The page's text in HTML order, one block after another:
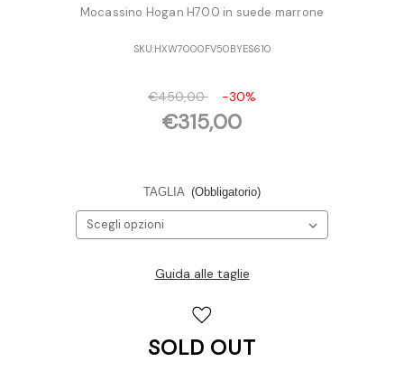
Mocassino Hogan H700 in suede marrone
SKU:HXW7000FV50BYES610
€450,00 -30%
€315,00
TAGLIA (Obbligatorio)
Guida alle taglie
SOLD OUT